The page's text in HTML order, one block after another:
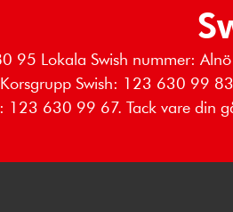
95 Lokala Swish nummer:
Swish: 123 630 99
123 630 99 67. Tack vare din